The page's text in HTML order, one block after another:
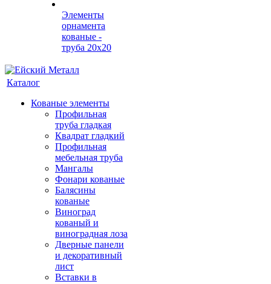
Элементы
орнамента
кованые -
труба 20х20
Каталог
Кованые элементы
Профильная
труба гладкая
Квадрат гладкий
Профильная
мебельная труба
Мангалы
Фонари кованые
Балясины
кованые
Виноград
кованый и
виноградная лоза
Дверные панели
и декоративный
лист
Вставки в